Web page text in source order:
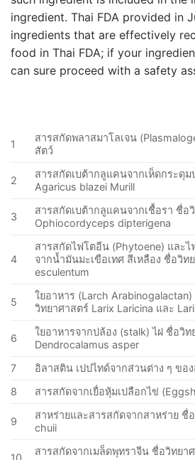
ingredient. Thai FDA provided in
ingredients that are effectively
food in Thai FDA; if your
can sure proceed with a safety
1
สารสกัดพลาสมาโลเจน
สัตว์
2
สารสกัดเบต้ากลูแคนจากเห็ดกระดุ
Agaricus blazei Murill
3
สารสกัดเบต้ากลูแคนจากเชื้อรา ชื่อ
Ophiocordyceps dipterigena
4
สารสกัดไฟโตอีน (Phytoene) และ
จากน้ำมันมะเขือเทศ สีเหลือง ชื่อวิท
esculentum
5
ใยอาหาร (Larch
วิทยาศาสตร์ Larix Laricina และ
6
ใยอาหารจากปล้อง (stalk) ไผ่ ชื่อวิท
Dendrocalamus asper
7
อิลาสติน เปปไทด์จากส่วนต่าง ๆ ขอ
8
สารสกัดจากเยื่อหุ้มเปลือกไข่
9
สาหร่ายและสารสกัดจากสาหร่าย ชื่
chuii
สารสกัดจากเมล็ดพุทราจีน ชื่อวิทยา